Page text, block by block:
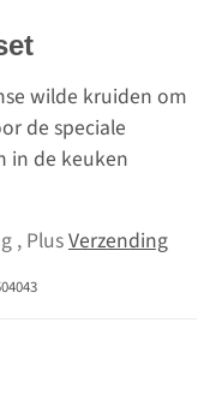
wilde kruiden om
de speciale
in de keuken
, PlusVerzending